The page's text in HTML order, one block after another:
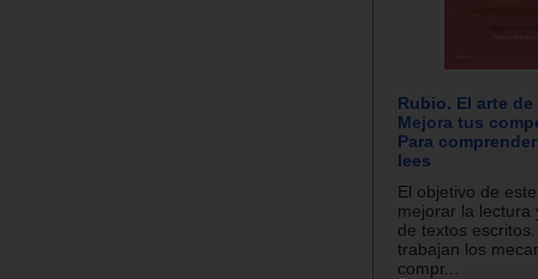
Rubio. El arte de
Mejora tus
Para
lees
El objetivo de
mejorar la lectura
de textos
trabajan los
compr...